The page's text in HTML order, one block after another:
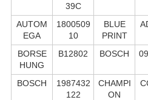
39C
AUTOM
EGA
1800509
10
BLUE
PRINT
BORSE
HUNG
B12802 BOSCH
BOSCH
1987432
122
CHAMPI
ON